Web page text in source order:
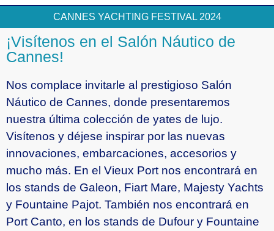
CANNES YACHTING FESTIVAL 2024
¡Visítenos en el Salón Náutico de
Cannes!
Nos complace invitarle al prestigioso Salón
Náutico de Cannes, donde presentaremos
nuestra última colección de yates de lujo.
Visítenos y déjese inspirar por las nuevas
innovaciones, embarcaciones, accesorios y
mucho más. En el Vieux Port nos encontrará en
los stands de Galeon, Fiart Mare, Majesty Yachts
y Fountaine Pajot. También nos encontrará en
Port Canto, en los stands de Dufour y Fountaine